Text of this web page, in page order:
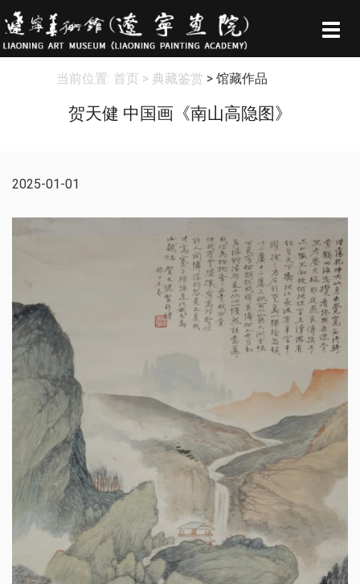
当前位置: 首页 > 典藏鉴赏 > 馆藏作品
贺天健 中国画《南山高隐图》
2025-01-01